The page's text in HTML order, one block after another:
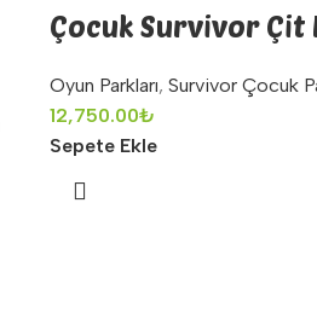
Çocuk Survivor Çit
Oyun Parkları, Survivor Çocuk
12,750.00₺
Sepete Ekle